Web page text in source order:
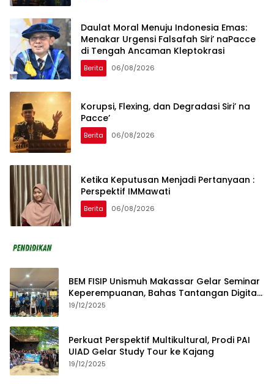
Daulat Moral Menuju Indonesia Emas:
Menakar Urgensi Falsafah Siri’ naPacce
di Tengah Ancaman Kleptokrasi
Berita 06/08/2026
Korupsi, Flexing, dan Degradasi Siri’ na
Pacce’
Berita 06/08/2026
Ketika Keputusan Menjadi Pertanyaan :
Perspektif IMMawati
Berita 06/08/2026
BEM FISIP Unismuh Makassar Gelar Seminar
Keperempuanan, Bahas Tantangan Digital
dan Budaya Lokal
19/12/2025
Perkuat Perspektif Multikultural, Prodi PAI
UIAD Gelar Study Tour ke Kajang
19/12/2025